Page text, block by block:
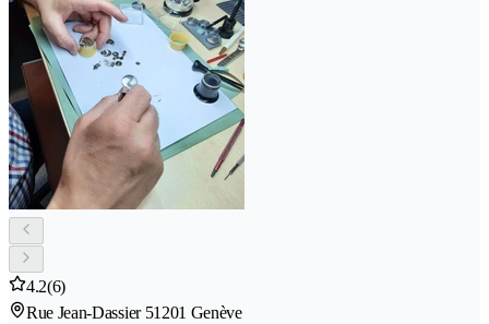
4.2(6)
Rue Jean-Dassier 51201 Genève